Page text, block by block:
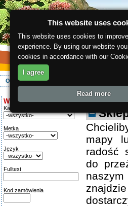
O regionie Aktywnie
Wyszukiwanie:
Kategoria
Metka
Język
Fulltext
Kod zamówienia
ergis.cz
mapy
radość
do
This website uses
This website uses cookies to
experience. By using our website
cookies in accordance with our
I agree
Read more